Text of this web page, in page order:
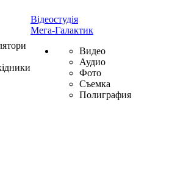
Відеостудія
Мега-Галактик
Видео
Аудио
Фото
Съемка
Полиграфия